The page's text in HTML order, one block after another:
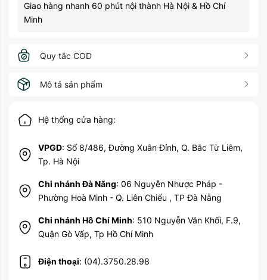
Giao hàng nhanh 60 phút nội thành Hà Nội & Hồ Chí
Minh
Quy tắc COD
Mô tả sản phẩm
Hệ thống cửa hàng:
VPGD: Số 8/486, Đường Xuân Đỉnh, Q. Bắc Từ Liêm,
Tp. Hà Nội
Chi nhánh Đà Nãng: 06 Nguyễn Nhược Pháp -
Phường Hoà Minh - Q. Liên Chiểu , TP Đà Nẵng
Chi nhánh Hồ Chí Minh: 510 Nguyễn Văn Khối, F.9,
Quận Gò Vấp, Tp Hồ Chí Minh
Điện thoại: (04).3750.28.98